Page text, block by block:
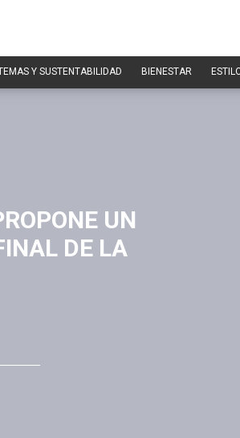
Y SUSTENTABILIDAD BIENESTAR
UN
DE LA